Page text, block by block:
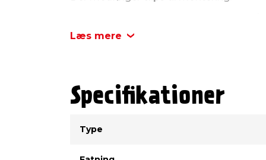
af en autoriseret el-installatør.
Materiale: Aluminiumshus og
Lyskilde: Inkl. 17 W LED-lysrør
Energiforbrug: 17 kWh
Lysstyrke: 2050 lumen
Læs mere
Specifikationer
Type